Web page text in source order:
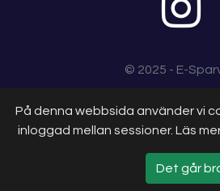
På denna webbsida använder vi
inloggad mellan sessioner. Läs
Det går
© 2025 - E-